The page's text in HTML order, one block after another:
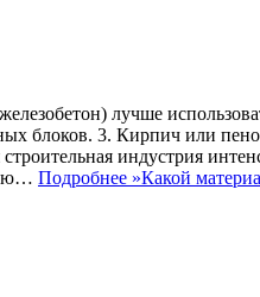
лучше
блоков. 3. Кирпич или
индустрия
Подробнее »Какой